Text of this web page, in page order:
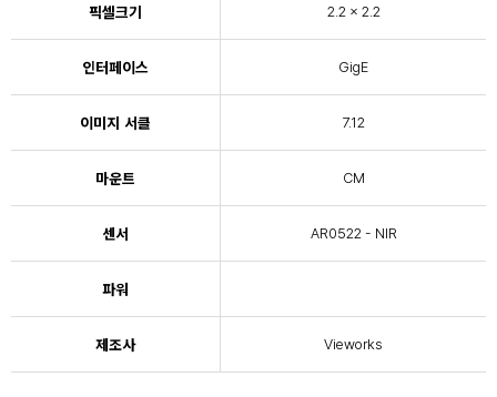
픽셀크기 2.2 × 2.2
인터페이스 GigE
이미지 서클 7.12
마운트 CM
센서 AR0522 - NIR
파워
제조사 Vieworks